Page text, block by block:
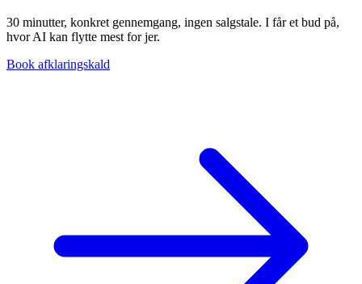
30 minutter, konkret gennemgang, ingen salgstale. I får et bud på,
hvor AI kan flytte mest for jer.
Book afklaringskald